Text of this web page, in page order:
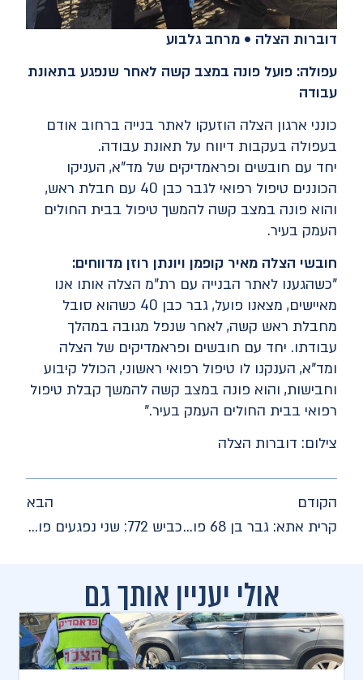
דוברות הצלה • מרחב גלבוע
עפולה: פועל פונה במצב קשה לאחר שנפגע בתאונת
עבודה
כונני ארגון הצלה הוזעקו לאתר בנייה ברחוב אודם
בעפולה בעקבות דיווח על תאונת עבודה.
יחד עם חובשים ופראמדיקים של מד"א, העניקו
הכוננים טיפול רפואי לגבר כבן 40 עם חבלת ראש,
והוא פונה במצב קשה להמשך טיפול בבית החולים
העמק בעיר.
חובשי הצלה מאיר קופמן ויונתן רוזן מדווחים:
"כשהגענו לאתר הבנייה עם רת"מ הצלה אותו אנו
מאיישים, מצאנו פועל, גבר כבן 40 כשהוא סובל
מחבלת ראש קשה, לאחר שנפל מגובה במהלך
עבודתו. יחד עם חובשים ופראמדיקים של הצלה
ומד"א, הענקנו לו טיפול רפואי ראשוני, הכולל קיבוע
וחבישות, והוא פונה במצב קשה להמשך קבלת טיפול
רפואי בבית החולים העמק בעיר."
צילום: דוברות הצלה
הקודם
קרית אתא: גבר בן 68 פונה עם דופק בתום פעולות החייאה לאחר שהתמוטט בקאנטרי
הבא
כביש 772: שני נפגעים פונו במצב בינוני לאחר שנפגעו בתאונת דרכים
אולי יעניין אותך גם